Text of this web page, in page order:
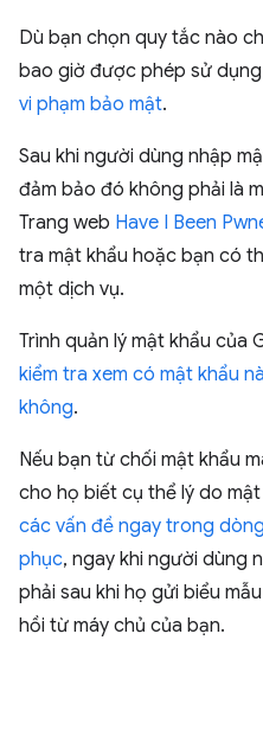
Dù bạn chọn quy tắc nào
bao giờ được phép sử
vi phạm bảo mật.
Sau khi người dùng nhập
đảm bảo đó không phải là
Trang web Have I Been
tra mật khẩu hoặc bạn có
một dịch vụ.
Trình quản lý mật khẩu của
kiểm tra xem có mật khẩu
không.
Nếu bạn từ chối mật khẩu
cho họ biết cụ thể lý do
các vấn đề ngay trong
phục, ngay khi người dùng
phải sau khi họ gửi biểu
hồi từ máy chủ của bạn.